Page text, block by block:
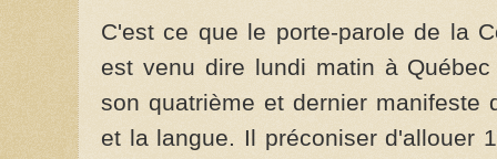
C'est ce que le porte-parole de la
est venu dire lundi matin à
son quatrième et dernier
et la langue. Il préconiser d'allouer